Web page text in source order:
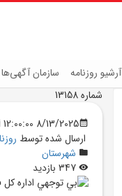
آرشیو روزنامه سازمان آگهی‌ها
شماره 13158
8/13/2025 12:00:00 AM
ارسال شده توسط
شهرستان